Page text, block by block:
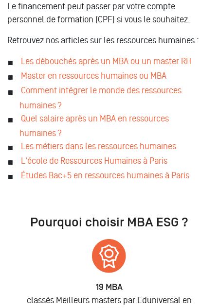
Le financement peut passer par votre compte
personnel de formation (CPF) si vous le souhaitez.
Retrouvez nos articles sur les ressources humaines :
Les débouchés après un MBA ou un master RH
Master en ressources humaines ou MBA
Comment intégrer le monde des ressources
humaines ?
Quel salaire après un MBA en ressources
humaines ?
Les métiers dans les ressources humaines
L'école de Ressources Humaines à Paris
Études Bac+5 en ressources humaines à Paris
Pourquoi choisir MBA ESG ?
19 MBA
classés Meilleurs masters par Eduniversal en